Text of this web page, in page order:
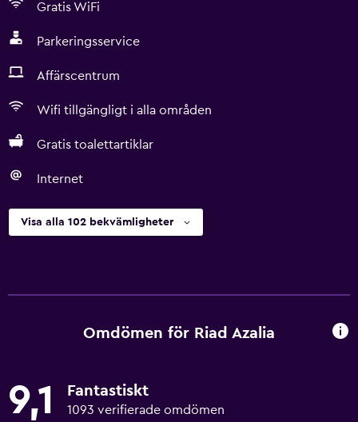
Gratis WiFi
Parkeringsservice
Affärscentrum
Wifi tillgängligt i alla områden
Gratis toalettartiklar
Internet
Visa alla 102 bekvämligheter
Omdömen för Riad Azalia
9,1 Fantastiskt
1093 verifierade omdömen